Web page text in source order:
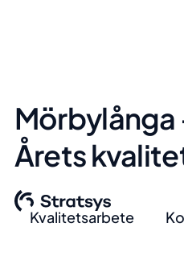
Mörbylånga
Årets
Kvalitetsarbete